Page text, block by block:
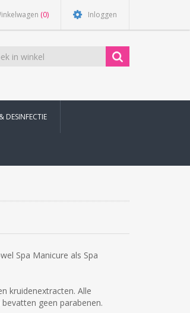
(0) Inloggen
DESINFECTIE
Spa Manicure als Spa
kruidenextracten. Alle
geen parabenen.